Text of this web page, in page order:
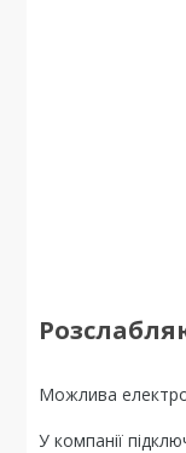
У компанії